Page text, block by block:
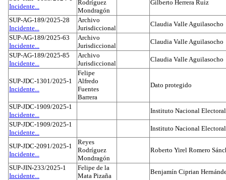
Incidente...
Rodríguez
Mondragón
Gilberto Herrera Ruiz
SUP-AG-189/2025-28
Incidente...
Archivo
Jurisdiccional
Claudia Valle Aguilasocho
SUP-AG-189/2025-63
Incidente...
Archivo
Jurisdiccional
Claudia Valle Aguilasocho
SUP-AG-189/2025-85
Incidente...
Archivo
Jurisdiccional
Claudia Valle Aguilasocho
SUP-JDC-1301/2025-1
Incidente...
Felipe
Alfredo
Fuentes
Barrera
Dato protegido
SUP-JDC-1909/2025-1
Incidente...
Instituto Nacional Electoral
SUP-JDC-1909/2025-1
Incidente...
Instituto Nacional Electoral
SUP-JDC-2091/2025-1
Incidente...
Reyes
Rodríguez
Mondragón
Roberto Yirel Romero
SUP-JIN-233/2025-1
Incidente...
Felipe de la
Mata Pizaña
Benjamín Ciprian